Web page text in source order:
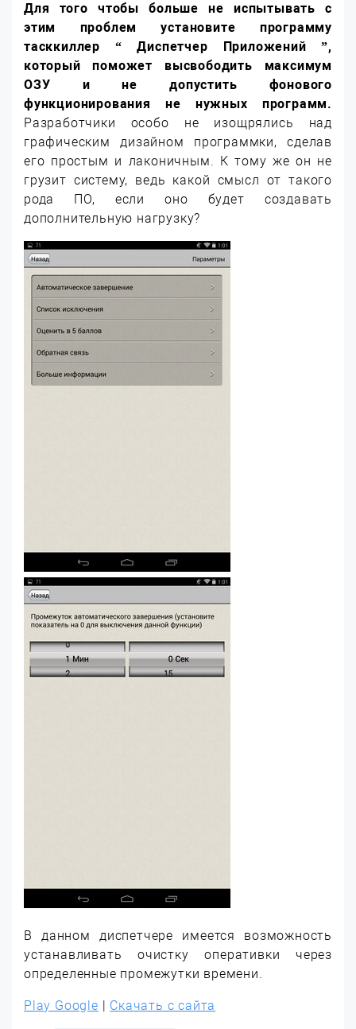
Для того чтобы больше не испытывать с
этим проблем установите программу
тасккиллер “ Диспетчер Приложений ”,
который поможет высвободить максимум
ОЗУ и не допустить фонового
функционирования не нужных программ.
Разработчики особо не изощрялись над
графическим дизайном программки, сделав
его простым и лаконичным. К тому же он не
грузит систему, ведь какой смысл от такого
рода ПО, если оно будет создавать
дополнительную нагрузку?
В данном диспетчере имеется возможность
устанавливать очистку оперативки через
определенные промежутки времени.
Play Google | Скачать с сайта